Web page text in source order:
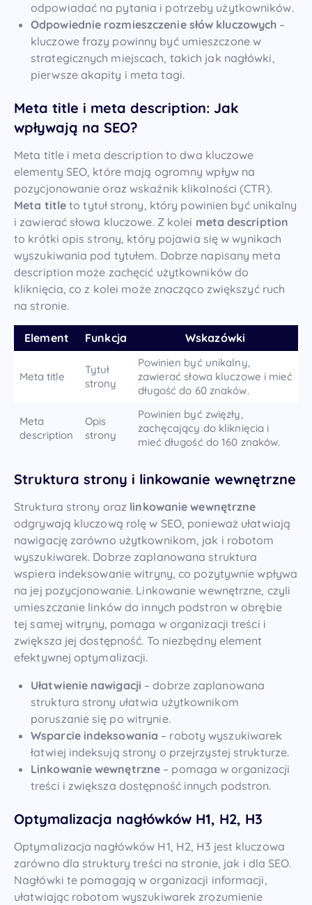
odpowiadać na pytania i potrzeby użytkowników.
Odpowiednie rozmieszczenie słów kluczowych –
kluczowe frazy powinny być umieszczone w
strategicznych miejscach, takich jak nagłówki,
pierwsze akapity i meta tagi.
Meta title i meta description: Jak
wpływają na SEO?
Meta title i meta description to dwa kluczowe
elementy SEO, które mają ogromny wpływ na
pozycjonowanie oraz wskaźnik klikalności (CTR).
Meta title to tytuł strony, który powinien być unikalny
i zawierać słowa kluczowe. Z kolei meta description
to krótki opis strony, który pojawia się w wynikach
wyszukiwania pod tytułem. Dobrze napisany meta
description może zachęcić użytkowników do
kliknięcia, co z kolei może znacząco zwiększyć ruch
na stronie.
Element Funkcja Wskazówki
Meta title
Tytuł
strony
Powinien być unikalny,
zawierać słowa kluczowe i mieć
długość do 60 znaków.
Meta
description
Opis
strony
Powinien być zwięzły,
zachęcający do kliknięcia i
mieć długość do 160 znaków.
Struktura strony i linkowanie wewnętrzne
Struktura strony oraz linkowanie wewnętrzne
odgrywają kluczową rolę w SEO, ponieważ ułatwiają
nawigację zarówno użytkownikom, jak i robotom
wyszukiwarek. Dobrze zaplanowana struktura
wspiera indeksowanie witryny, co pozytywnie wpływa
na jej pozycjonowanie. Linkowanie wewnętrzne, czyli
umieszczanie linków do innych podstron w obrębie
tej samej witryny, pomaga w organizacji treści i
zwiększa jej dostępność. To niezbędny element
efektywnej optymalizacji.
Ułatwienie nawigacji – dobrze zaplanowana
struktura strony ułatwia użytkownikom
poruszanie się po witrynie.
Wsparcie indeksowania – roboty wyszukiwarek
łatwiej indeksują strony o przejrzystej strukturze.
Linkowanie wewnętrzne – pomaga w organizacji
treści i zwiększa dostępność innych podstron.
Optymalizacja nagłówków H1, H2, H3
Optymalizacja nagłówków H1, H2, H3 jest kluczowa
zarówno dla struktury treści na stronie, jak i dla SEO.
Nagłówki te pomagają w organizacji informacji,
ułatwiając robotom wyszukiwarek zrozumienie